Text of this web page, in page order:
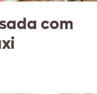
com